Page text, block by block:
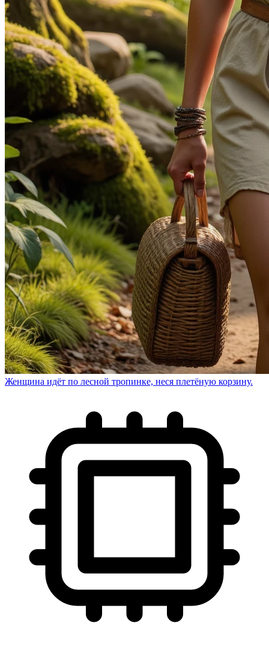
Женщина идёт по лесной тропинке, неся плетёную корзину.